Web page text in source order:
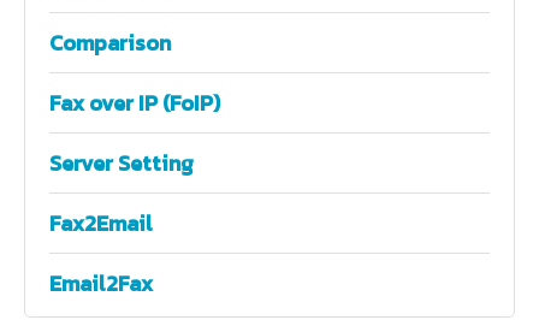
Comparison
Fax over IP (FoIP)
Server Setting
Fax2Email
Email2Fax